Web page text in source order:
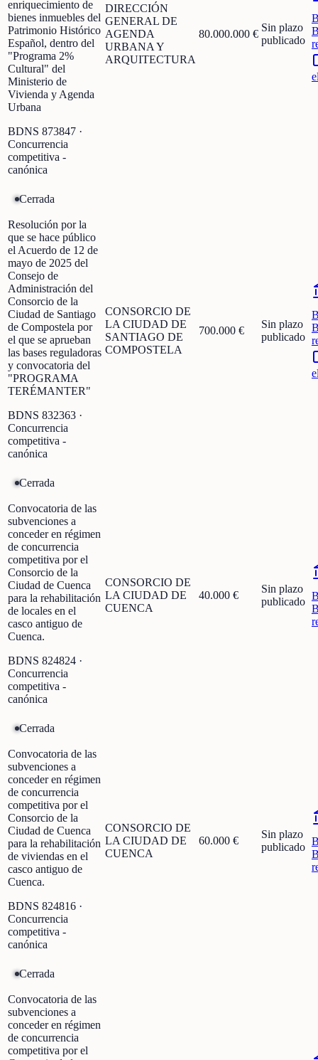
enriquecimiento de
bienes inmuebles del
Patrimonio Histórico
Español, dentro del
"Programa 2%
Cultural" del
Ministerio de
Vivienda y Agenda
Urbana
BDNS 873847 ·
Concurrencia
competitiva -
canónica
DIRECCIÓN
GENERAL DE
AGENDA
URBANA Y
ARQUITECTURA
80.000.000 €
Sin plazo
publicado
Cerrada
Resolución por la
que se hace público
el Acuerdo de 12 de
mayo de 2025 del
Consejo de
Administración del
Consorcio de la
Ciudad de Santiago
de Compostela por
el que se aprueban
las bases reguladoras
y convocatoria del
"PROGRAMA
TERÉMANTER"
BDNS 832363 ·
Concurrencia
competitiva -
canónica
CONSORCIO DE
LA CIUDAD DE
SANTIAGO DE
COMPOSTELA
700.000 €
Sin plazo
publicado
Cerrada
Convocatoria de las
subvenciones a
conceder en régimen
de concurrencia
competitiva por el
Consorcio de la
Ciudad de Cuenca
para la rehabilitación
de locales en el
casco antiguo de
Cuenca.
BDNS 824824 ·
Concurrencia
competitiva -
canónica
CONSORCIO DE
LA CIUDAD DE
CUENCA
40.000 €
Sin plazo
publicado
Cerrada
Convocatoria de las
subvenciones a
conceder en régimen
de concurrencia
competitiva por el
Consorcio de la
Ciudad de Cuenca
para la rehabilitación
de viviendas en el
casco antiguo de
Cuenca.
BDNS 824816 ·
Concurrencia
competitiva -
canónica
CONSORCIO DE
LA CIUDAD DE
CUENCA
60.000 €
Sin plazo
publicado
Cerrada
Convocatoria de las
subvenciones a
conceder en régimen
de concurrencia
competitiva por el